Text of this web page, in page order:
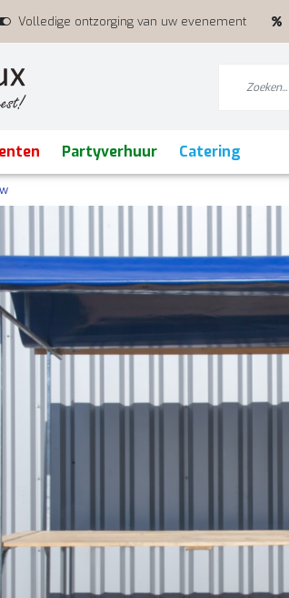
Volledige ontzorging van uw evenement
Partyverhuur Catering